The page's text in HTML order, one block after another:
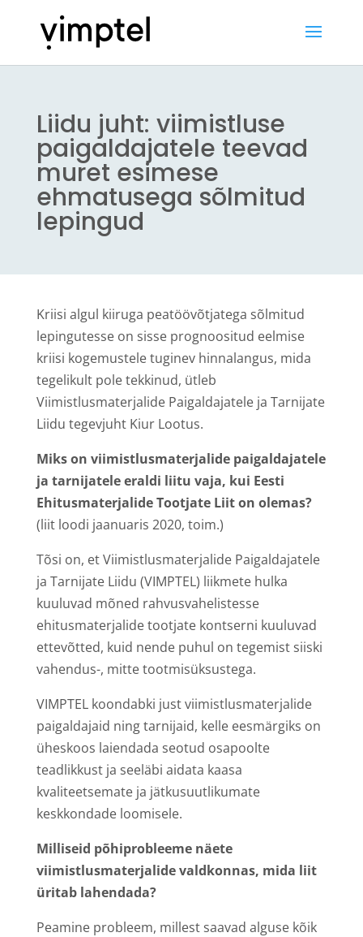
Liidu juht: viimistluse
paigaldajatele teevad
muret esimese
ehmatusega sõlmitud
lepingud
Kriisi algul kiiruga peatöövõtjatega sõlmitud
lepingutesse on sisse prognoositud eelmise
kriisi kogemustele tuginev hinnalangus, mida
tegelikult pole tekkinud, ütleb
Viimistlusmaterjalide Paigaldajatele ja Tarnijate
Liidu tegevjuht Kiur Lootus.
Miks on viimistlusmaterjalide paigaldajatele
ja tarnijatele eraldi liitu vaja, kui Eesti
Ehitusmaterjalide Tootjate Liit on olemas?
(liit loodi jaanuaris 2020, toim.)
Tõsi on, et Viimistlusmaterjalide Paigaldajatele
ja Tarnijate Liidu (VIMPTEL) liikmete hulka
kuuluvad mõned rahvusvahelistesse
ehitusmaterjalide tootjate kontserni kuuluvad
ettevõtted, kuid nende puhul on tegemist siiski
vahendus-, mitte tootmisüksustega.
VIMPTEL koondabki just viimistlusmaterjalide
paigaldajaid ning tarnijaid, kelle eesmärgiks on
üheskoos laiendada seotud osapoolte
teadlikkust ja seeläbi aidata kaasa
kvaliteetsemate ja jätkusuutlikumate
keskkondade loomisele.
Milliseid põhiprobleeme näete
viimistlusmaterjalide valdkonnas, mida liit
üritab lahendada?
Peamine probleem, millest saavad alguse kõik